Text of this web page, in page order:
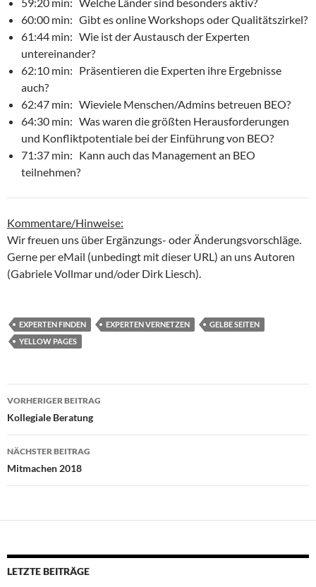
60:00 min: Gibt es online Workshops oder Qualitätszirkel?
61:44 min: Wie ist der Austausch der Experten
untereinander?
62:10 min: Präsentieren die Experten ihre Ergebnisse
auch?
62:47 min: Wieviele Menschen/Admins betreuen BEO?
64:30 min: Was waren die größten Herausforderungen
und Konfliktpotentiale bei der Einführung von BEO?
71:37 min: Kann auch das Management an BEO
teilnehmen?
Kommentare/Hinweise:
Wir freuen uns über Ergänzungs- oder Änderungsvorschläge.
Gerne per eMail (unbedingt mit dieser URL) an uns Autoren
(Gabriele Vollmar und/oder Dirk Liesch).
EXPERTEN FINDEN EXPERTEN VERNETZEN
GELBE SEITEN
YELLOW PAGES
Beitragsnavigation
VORHERIGER BEITRAG
Kollegiale Beratung
NÄCHSTER BEITRAG
Mitmachen 2018
LETZTE BEITRÄGE